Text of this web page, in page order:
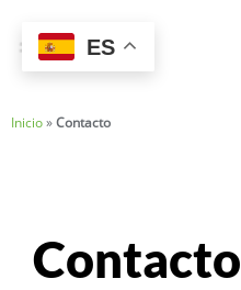
Inicio»Contacto
Contacto
ES